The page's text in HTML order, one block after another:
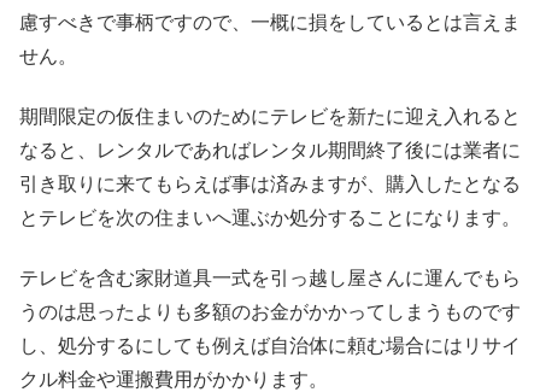
慮すべきで事柄ですので、一概に損をしているとは言えま
せん。
期間限定の仮住まいのためにテレビを新たに迎え入れると
なると、レンタルであればレンタル期間終了後には業者に
引き取りに来てもらえば事は済みますが、購入したとなる
とテレビを次の住まいへ運ぶか処分することになります。
テレビを含む家財道具一式を引っ越し屋さんに運んでもら
うのは思ったよりも多額のお金がかかってしまうものです
し、処分するにしても例えば自治体に頼む場合にはリサイ
クル料金や運搬費用がかかります。